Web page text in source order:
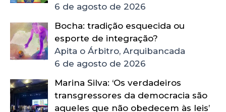
6 de agosto de 2026
Bocha: tradição esquecida ou
esporte de integração?
Apita o Árbitro, Arquibancada
6 de agosto de 2026
Marina Silva: ‘Os verdadeiros
transgressores da democracia são
aqueles que não obedecem às leis’